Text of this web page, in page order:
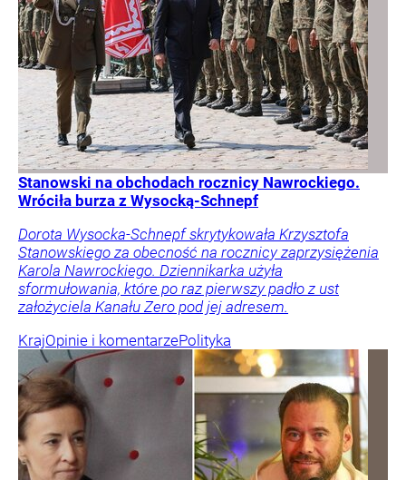
Stanowski na obchodach rocznicy Nawrockiego.
Wróciła burza z Wysocką-Schnepf
Dorota Wysocka-Schnepf skrytykowała Krzysztofa
Stanowskiego za obecność na rocznicy zaprzysiężenia
Karola Nawrockiego. Dziennikarka użyła
sformułowania, które po raz pierwszy padło z ust
założyciela Kanału Zero pod jej adresem.
KrajOpinie i komentarzePolityka